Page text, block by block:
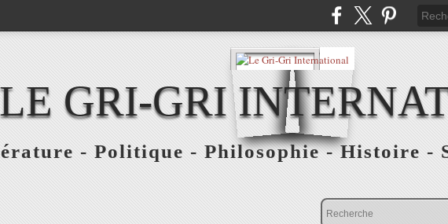
LE GRI-GRI
- Politique - Philosophie - Histoire -